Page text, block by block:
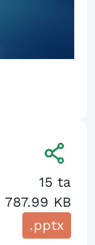
15 ta
787.99 KB
.pptx